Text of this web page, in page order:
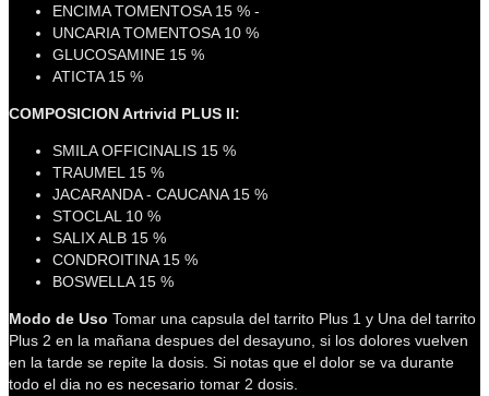
ENCIMA TOMENTOSA 15 % -
UNCARIA TOMENTOSA 10 %
GLUCOSAMINE 15 %
ATICTA 15 %
COMPOSICION Artrivid PLUS II:
SMILA OFFICINALIS 15 %
TRAUMEL 15 %
JACARANDA - CAUCANA 15 %
STOCLAL 10 %
SALIX ALB 15 %
CONDROITINA 15 %
BOSWELLA 15 %
Modo de Uso Tomar una capsula del tarrito Plus 1 y Una del tarrito
Plus 2 en la mañana despues del desayuno, si los dolores vuelven
en la tarde se repite la dosis. Si notas que el dolor se va durante
todo el dia no es necesario tomar 2 dosis.